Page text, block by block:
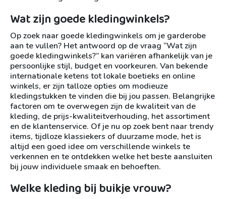
Wat zijn goede kledingwinkels?
Op zoek naar goede kledingwinkels om je garderobe
aan te vullen? Het antwoord op de vraag “Wat zijn
goede kledingwinkels?” kan variëren afhankelijk van je
persoonlijke stijl, budget en voorkeuren. Van bekende
internationale ketens tot lokale boetieks en online
winkels, er zijn talloze opties om modieuze
kledingstukken te vinden die bij jou passen. Belangrijke
factoren om te overwegen zijn de kwaliteit van de
kleding, de prijs-kwaliteitverhouding, het assortiment
en de klantenservice. Of je nu op zoek bent naar trendy
items, tijdloze klassiekers of duurzame mode, het is
altijd een goed idee om verschillende winkels te
verkennen en te ontdekken welke het beste aansluiten
bij jouw individuele smaak en behoeften.
Welke kleding bij buikje vrouw?